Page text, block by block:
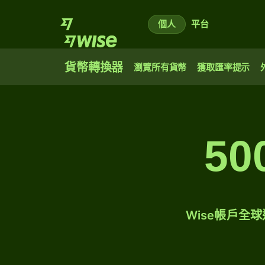
個人 平台
貨幣轉換器 瀏覽所有貨幣 獲取匯率提示
Wise帳戶全球